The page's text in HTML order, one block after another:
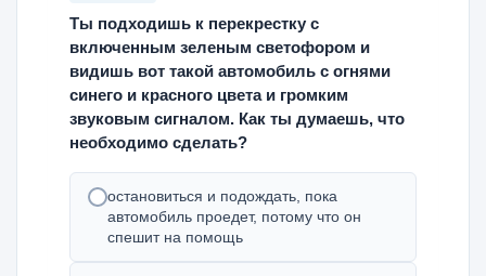
Ты подходишь к перекрестку с
включенным зеленым светофором и
видишь вот такой автомобиль с огнями
синего и красного цвета и громким
звуковым сигналом. Как ты думаешь, что
необходимо сделать?
остановиться и подождать, пока
автомобиль проедет, потому что он
спешит на помощь